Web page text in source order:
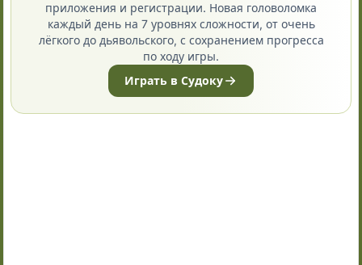
приложения и регистрации. Новая головоломка
каждый день на 7 уровнях сложности, от очень
лёгкого до дьявольского, с сохранением прогресса
по ходу игры.
Играть в Судоку